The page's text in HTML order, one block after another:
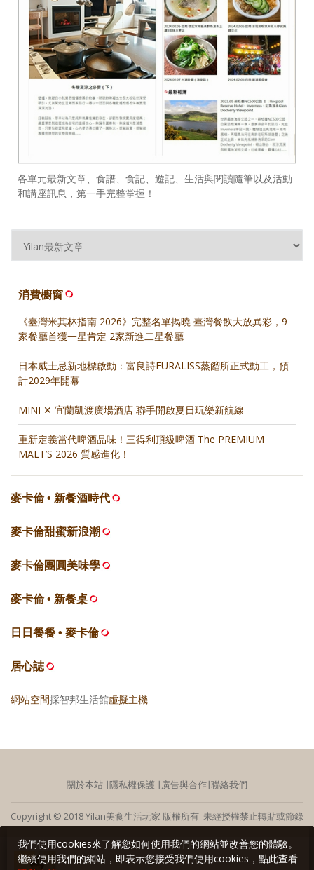
各單元最新文章、食譜、食記、遊記、生活與閱讀隨筆以及活動
和講座訊息，第一手完整掌握！
消費櫥窗
《臺灣米其林指南 2026》完整名單揭曉 臺灣餐飲大放異彩，9
家餐廳首獲一星肯定 2家新進二星餐廳
日本威士忌新地標啟動：富良詩FURALISS蒸餾所正式動工，預
計2029年開幕
MINI ✕ 宜蘭凱渡廣場酒店 聯手開啟夏日玩樂新航線
重新定義當代啤酒品味！三得利頂級啤酒 The PREMIUM
MALT’S 2026 質感進化！
麥卡倫 • 新餐酒時代
麥卡倫甜蜜新浪潮
麥卡倫團圓美味學
麥卡倫 • 新餐桌
日日餐餐 • 麥卡倫
居心誌
網站空間採智邦生活館虛擬主機
關於本站 ∣隱私權保護 ∣廣告與合作∣聯絡我們
Copyright © 2018 Yilan美食生活玩家 版權所有 未經授權禁止轉貼或節錄
我們使用cookies來了解您如何使用我們的網站並改善您的體驗。
繼續使用我們的網站，即表示您接受我們使用cookies，點此查看